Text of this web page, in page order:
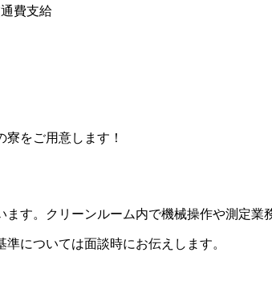
費支給
をご用意します！
す。クリーンルーム内で機械操作や測定業
については面談時にお伝えします。